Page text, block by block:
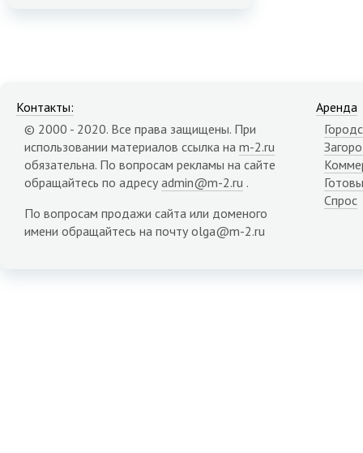
Контакты:
© 2000 - 2020. Все права защищены. При
использовании материалов ссылка на m-2.ru
обязательна. По вопросам рекламы на сайте
обращайтесь по адресу admin@m-2.ru .
По вопросам продажи сайта или доменого
имени обращайтесь на почту olga@m-2.ru
Аренда
Спрос